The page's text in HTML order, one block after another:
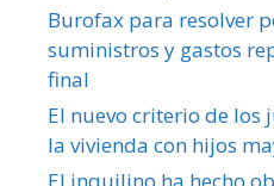
Burofax para resolver
suministros y gastos
final
El nuevo criterio de los
la vivienda con hijos